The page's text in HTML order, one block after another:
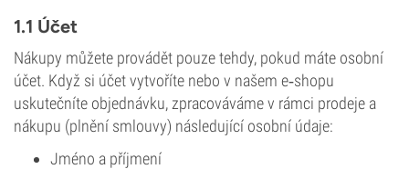
1.1 Účet
Nákupy můžete provádět pouze tehdy, pokud máte osobní
účet. Když si účet vytvoříte nebo v našem e‑shopu
uskutečníte objednávku, zpracováváme v rámci prodeje a
nákupu (plnění smlouvy) následující osobní údaje:
Jméno a příjmení